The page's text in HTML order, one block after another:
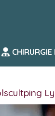
CHIRURGIE